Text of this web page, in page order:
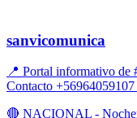
sanvicomunica
📍 Portal informativo de
Contacto
🔴 NACIONAL -